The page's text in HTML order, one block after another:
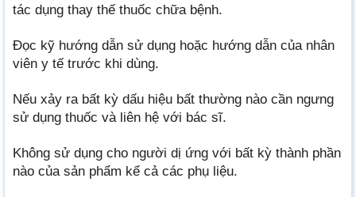
tác dụng thay thế thuốc chữa bệnh.
Đọc kỹ hướng dẫn sử dụng hoặc hướng dẫn của nhân
viên y tế trước khi dùng.
Nếu xảy ra bất kỳ dấu hiệu bất thường nào cần ngưng
sử dụng thuốc và liên hệ với bác sĩ.
Không sử dụng cho người dị ứng với bất kỳ thành phần
nào của sản phẩm kể cả các phụ liệu.